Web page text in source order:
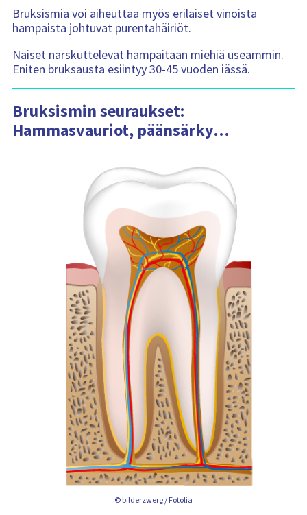
Bruksismia voi aiheuttaa myös erilaiset vinoista
hampaista johtuvat purentahäiriöt.
Naiset narskuttelevat hampaitaan miehiä useammin.
Eniten bruksausta esiintyy 30-45 vuoden iässä.
Bruksismin seuraukset:
Hammasvauriot, päänsärky…
© bilderzwerg / Fotolia